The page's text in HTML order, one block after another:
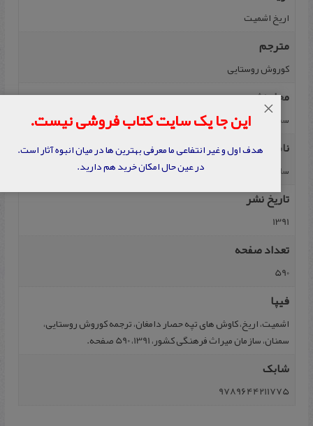
اریخ اشمیت
مترجم
کوروش روستایی
محل نشر
سمنان
ناشر
سازمان میراث فرهنگی کشور
تاریخ نشر
1391
تعداد صفحه
590
فیپا
اشمیت، اریخ، کاوش های تپه حصار دامغان، ترجمه کوروش روستایی،
سمنان، سازمان میراث فرهنگی کشور، 1391، 590 صفحه.
شابک
9789644211775
این جا یک سایت کتاب فروشی نیست.
هدف اول و غیر انتفاعی ما معرفی بهترین ها در میان انبوه آثار است.
در عین حال امکان خرید هم دارید.
×